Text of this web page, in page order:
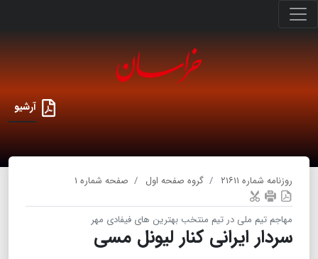
آرشیو
روزنامه شماره ۲۱۶۱۱ گروه صفحه اول صفحه شماره ۱
مهاجم تیم ملی در تیم منتخب بهترین های فیفادی مهر
سردار ایرانی کنار لیونل مسی